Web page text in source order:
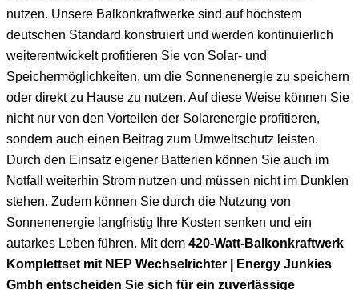
nutzen. Unsere Balkonkraftwerke sind auf höchstem
deutschen Standard konstruiert und werden kontinuierlich
weiterentwickelt profitieren Sie von Solar- und
Speichermöglichkeiten, um die Sonnenenergie zu speichern
oder direkt zu Hause zu nutzen. Auf diese Weise können Sie
nicht nur von den Vorteilen der Solarenergie profitieren,
sondern auch einen Beitrag zum Umweltschutz leisten.
Durch den Einsatz eigener Batterien können Sie auch im
Notfall weiterhin Strom nutzen und müssen nicht im Dunklen
stehen. Zudem können Sie durch die Nutzung von
Sonnenenergie langfristig Ihre Kosten senken und ein
autarkes Leben führen. Mit dem 420-Watt-Balkonkraftwerk
Komplettset mit NEP Wechselrichter | Energy Junkies
Gmbh entscheiden Sie sich für ein zuverlässige